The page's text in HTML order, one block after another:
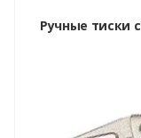
Ручные тиски